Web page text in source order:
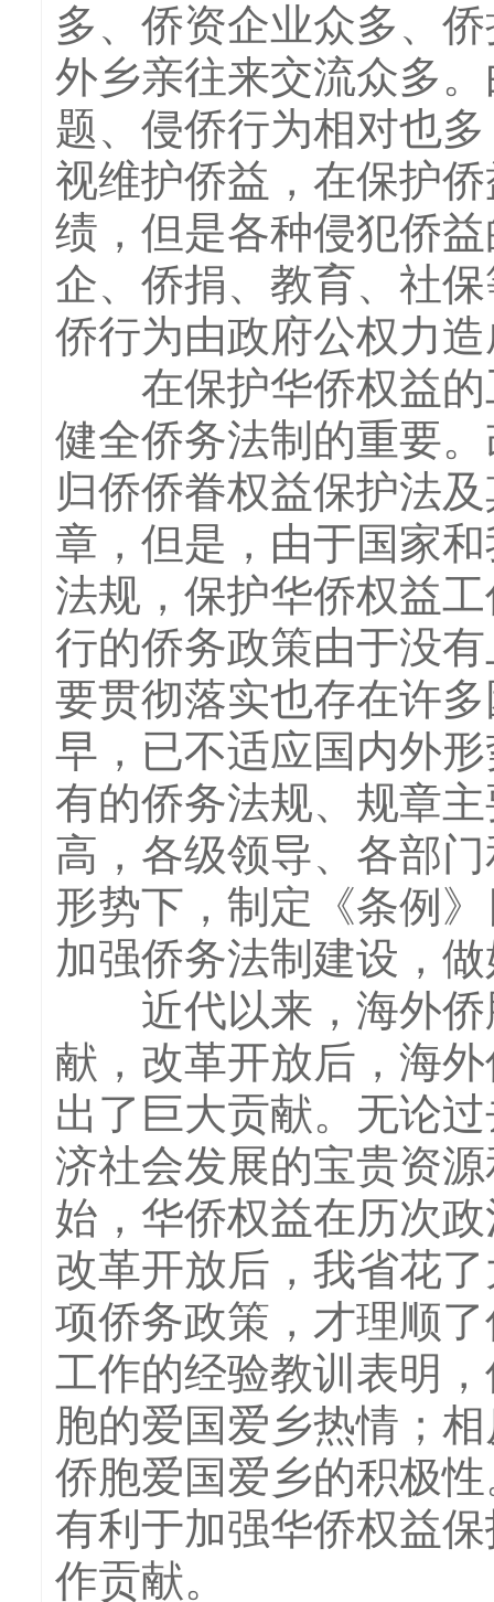
多、侨资企业众多、
外乡亲往来交流众多
题、侵侨行为相对也
视维护侨益，在保护
绩，但是各种侵犯侨
企、侨捐、教育、社
侨行为由政府公权力
在保护华侨权益的
健全侨务法制的重要
归侨侨眷权益保护法
章，但是，由于国家
法规，保护华侨权益
行的侨务政策由于没
要贯彻落实也存在许
早，已不适应国内外
有的侨务法规、规章
高，各级领导、各部
形势下，制定《条例
加强侨务法制建设，
近代以来，海外侨
献，改革开放后，海
出了巨大贡献。无论
济社会发展的宝贵资
始，华侨权益在历次
改革开放后，我省花
项侨务政策，才理顺
工作的经验教训表明
胞的爱国爱乡热情；
侨胞爱国爱乡的积极
有利于加强华侨权益
作贡献。